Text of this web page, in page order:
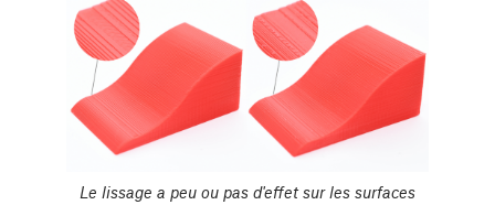
Le lissage a peu ou pas d'effet sur les surfaces